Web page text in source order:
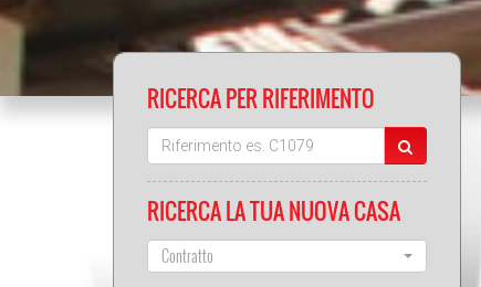
RICERCA PER RIFERIMENTO
RICERCA LA TUA NUOVA CASA
Contratto